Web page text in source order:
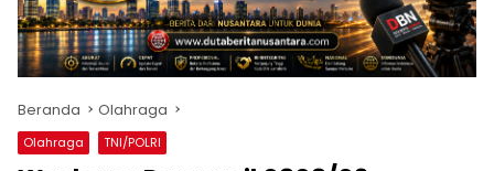
Beranda Olahraga
Olahraga TNI/POLRI